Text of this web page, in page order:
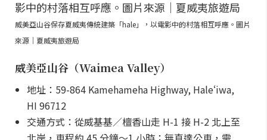
威美亞山谷保存夏威夷傳統建築「hale」，以電影中的村落相互呼應。圖片
來源｜夏威夷旅遊局
威美亞山谷（Waimea Valley）
地址：59-864 Kamehameha Highway, Haleʻiwa,
HI 96712
交通方式：從威基基／檀香山走 H-1 接 H-2 北上至